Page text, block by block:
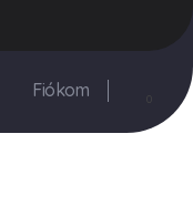
Fiókom